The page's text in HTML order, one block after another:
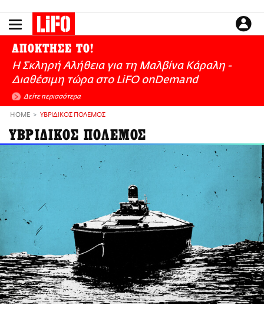
το
LIFO SHOP
ΜΙΚΡΟΠΡΑΓΜΑΤΑ
THE GOOD LIFO
LIFOLAND
CITY GUIDE
ΑΜΠΑ
PRINT
ΕΙΔΗΣΕΙΣ
CULTURE
ΑΠΟΨΕΙΣ
ΤΡΟΠΟΣ ΖΩΗΣ
PODCASTS
Plus
ΑΠΟΚΤΗΣΕ ΤΟ!
Η Σκληρή Αλήθεια για τη Μαλβίνα Κάραλη -
Διαθέσιμη τώρα στo LiFO onDemand
Δείτε περισσότερα
HOME ΥΒΡΙΔΙΚΟΣ ΠΟΛΕΜΟΣ
ΥΒΡΙΔΙΚΟΣ ΠΟΛΕΜΟΣ